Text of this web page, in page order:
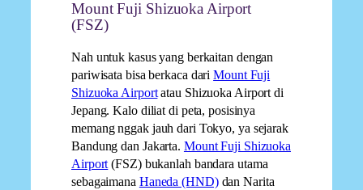
Mount Fuji Shizuoka Airport
(FSZ)
Nah untuk kasus yang berkaitan dengan
pariwisata bisa berkaca dariMount Fuji
Shizuoka Airportatau Shizuoka Airport di
Jepang. Kalo diliat di peta, posisinya
memang nggak jauh dari Tokyo, ya sejarak
Bandung dan Jakarta. Mount Fuji Shizuoka
Airport(FSZ) bukanlah bandara utama
sebagaimana Haneda (HND)dan Narita